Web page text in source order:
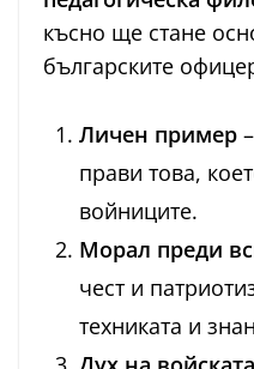
късно ще стане
българските
Личен пример
прави това,
войниците.
Морал преди
чест и
техниката и